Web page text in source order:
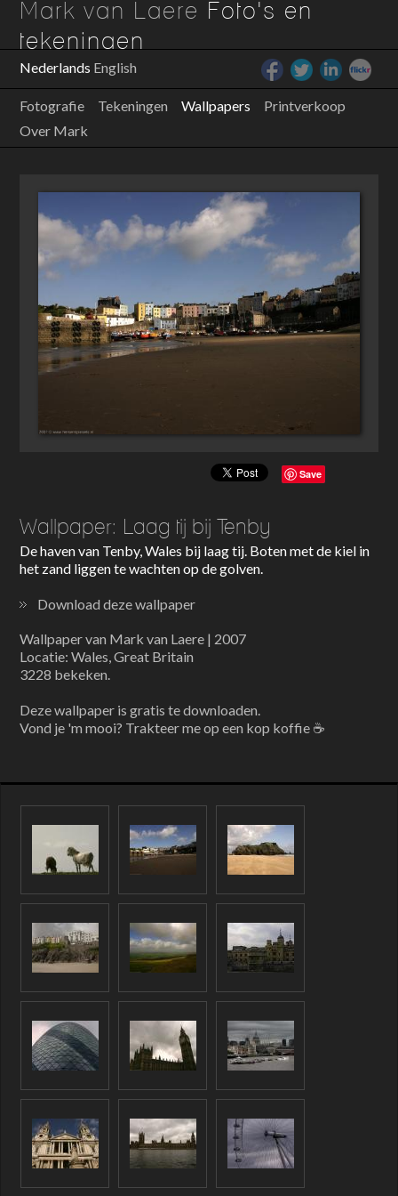
Mark van Laere Foto's en
tekeningen
Nederlands English
Fotografie Tekeningen Wallpapers
Printverkoop
Over Mark
Save
Wallpaper: Laag tij bij Tenby
De haven van Tenby, Wales bij laag tij. Boten met de kiel in
het zand liggen te wachten op de golven.
Download deze wallpaper
Wallpaper van Mark van Laere | 2007
Locatie: Wales, Great Britain
3228 bekeken.
Deze wallpaper is gratis te downloaden.
Vond je 'm mooi? Trakteer me op een kop koffie ☕